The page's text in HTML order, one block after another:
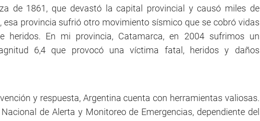
de 1861, que devastó la capital provincial y causó miles de
esa provincia sufrió otro movimiento sísmico que se cobró vidas
heridos. En mi provincia, Catamarca, en 2004 sufrimos un
6,4 que provocó una víctima fatal, heridos y daños
y respuesta, Argentina cuenta con herramientas valiosas.
de Alerta y Monitoreo de Emergencias, dependiente del